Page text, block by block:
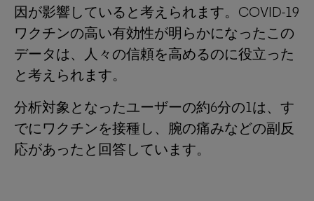
因が影響していると考えられます。COVID-19
ワクチンの高い有効性が明らかになったこの
データは、人々の信頼を高めるのに役立った
と考えられます。
分析対象となったユーザーの約6分の1は、す
でにワクチンを接種し、腕の痛みなどの副反
応があったと回答しています。